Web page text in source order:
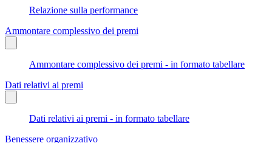
Relazione sulla performance
Ammontare complessivo dei premi
Ammontare complessivo dei premi - in formato tabellare
Dati relativi ai premi
Dati relativi ai premi - in formato tabellare
Benessere organizzativo